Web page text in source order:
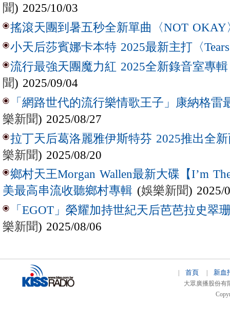
聞) 2025/10/03
搖滾天團到暑五秒全新單曲〈NOT OKAY
小天后莎賓娜卡本特 2025最新主打〈
流行最強天團魔力紅 2025全新錄音室專
聞) 2025/09/04
「網路世代的流行樂情歌王子」康納格雷
樂新聞) 2025/08/27
拉丁天后葛洛麗雅伊斯特芬 2025推出全新
樂新聞) 2025/08/20
鄉村天王Morgan Wallen最新大碟【I’m
美最高串流收聽鄉村專輯 (娛樂新聞) 2025/
「EGOT」榮耀加持世紀天后芭芭拉史翠
樂新聞) 2025/08/06
首頁 新血
大眾廣播股份有